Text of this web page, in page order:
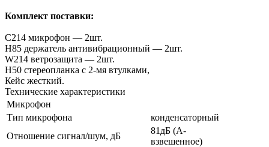
Комплект поставки:
C214 микрофон — 2шт.
H85 держатель антивибрационный — 2шт.
W214 ветрозащита — 2шт.
H50 cтереопланка с 2-мя втулками,
Кейс жесткий.
Технические характеристики
Микрофон
Тип микрофона
конденсаторный
Отношение сигнал/шум, дБ
81дБ (A-
взвешенное)